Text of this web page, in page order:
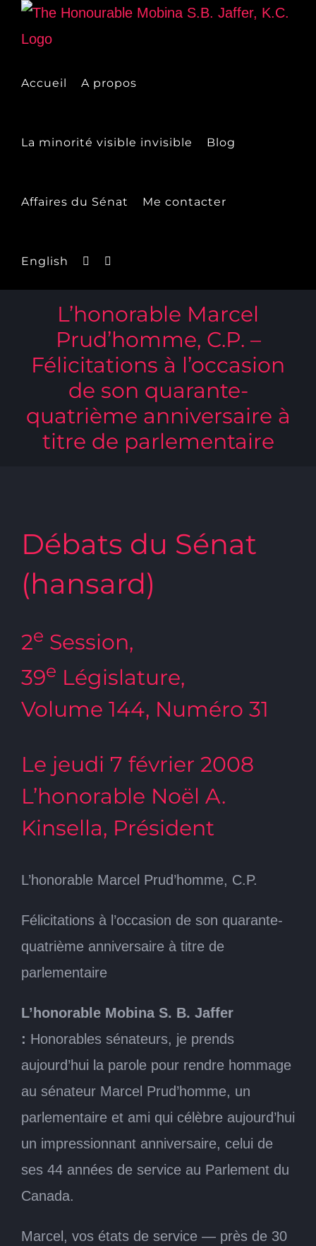
Skip
Accueil A propos
La minorité visible invisible Blog
Affaires du Sénat Me contacter
English
L’honorable Marcel
Prud’homme, C.P. –
Félicitations à l’occasion
de son quarante-
quatrième anniversaire à
titre de parlementaire
Débats du Sénat
(hansard)
2e Session,
39e Législature,
Volume 144, Numéro 31
Le jeudi 7 février 2008
L’honorable Noël A.
Kinsella, Président
L’honorable Marcel Prud’homme, C.P.
Félicitations à l’occasion de son quarante-
quatrième anniversaire à titre de
parlementaire
L’honorable Mobina S. B. Jaffer
: Honorables sénateurs, je prends
aujourd’hui la parole pour rendre hommage
au sénateur Marcel Prud’homme, un
parlementaire et ami qui célèbre aujourd’hui
un impressionnant anniversaire, celui de
ses 44 années de service au Parlement du
Canada.
Marcel, vos états de service — près de 30